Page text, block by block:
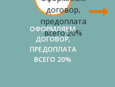
ОФОРМЛЯЕМ
ДОГОВОР,
ПРЕДОПЛАТА
ВСЕГО 20%